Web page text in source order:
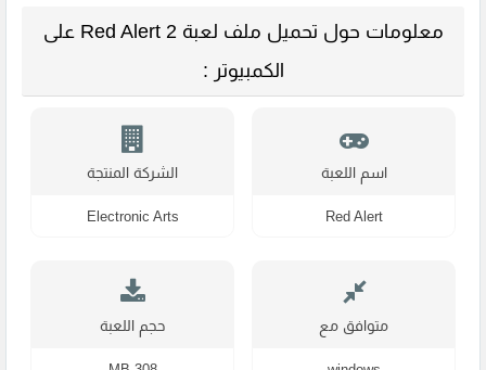
معلومات حول تحميل ملف لعبة Red Alert 2 على
الكمبيوتر :
اسم اللعبة
Red Alert
الشركة المنتجة
Electronic Arts
متوافق مع حجم اللعبة